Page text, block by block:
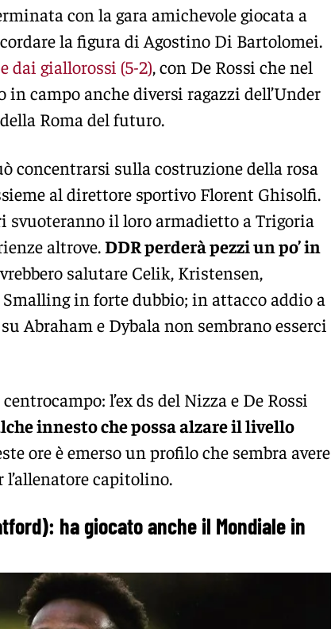
con la gara amichevole giocata a
la figura di Agostino Di Bartolomei.
dai giallorossi (5-2), con De Rossi che nel
in campo anche diversi ragazzi dell’Under
Roma del futuro.
concentrarsi sulla costruzione della rosa
al direttore sportivo Florent Ghisolfi.
svuoteranno il loro armadietto a Trigoria
altrove.DDR perderà pezzi un po’ in
salutare Celik, Kristensen,
Smalling in forte dubbio; in attacco addio a
Abraham e Dybala non sembrano esserci
l’ex ds del Nizza e De Rossi
innesto che possa alzare il livello
ore è emerso un profilo che sembra avere
capitolino.
ha giocato anche il Mondiale in